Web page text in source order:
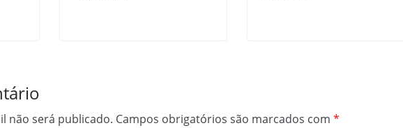
não será publicado. Campos obrigatórios são marcados com *